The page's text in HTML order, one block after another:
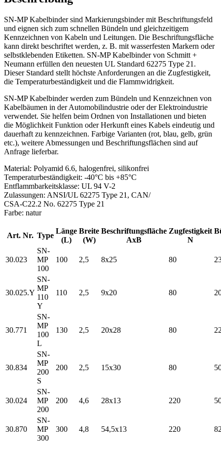
SN-MP Kabelbinder sind Markierungsbinder mit Beschriftungsfeld
und eignen sich zum schnellen Bündeln und gleichzeitigem
Kennzeichnen von Kabeln und Leitungen. Die Beschriftungsfläche
kann direkt beschriftet werden, z. B. mit wasserfesten Markern oder
selbstklebenden Etiketten. SN-MP Kabelbinder von Schmitt +
Neumann erfüllen den neuesten UL Standard 62275 Type 21.
Dieser Standard stellt höchste Anforderungen an die Zugfestigkeit,
die Temperaturbeständigkeit und die Flammwidrigkeit.
SN-MP Kabelbinder werden zum Bündeln und Kennzeichnen von
Kabelbäumen in der Automobilindustrie oder der Elektroindustrie
verwendet. Sie helfen beim Ordnen von Installationen und bieten
die Möglichkeit Funktion oder Herkunft eines Kabels eindeutig und
dauerhaft zu kennzeichnen. Farbige Varianten (rot, blau, gelb, grün
etc.), weitere Abmessungen und Beschriftungsflächen sind auf
Anfrage lieferbar.
Material: Polyamid 6.6, halogenfrei, silikonfrei
Temperaturbeständigkeit: -40°C bis +85°C
Entflammbarkeitsklasse: UL 94 V-2
Zulassungen: ANSI/UL 62275 Type 21, CAN/
CSA-C22.2 No. 62275 Type 21
Farbe: natur
Art. Nr. Type
Länge
(L)
Breite
(W)
Beschriftungsfläche
AxB
Zugfestigkeit
N
30.023
SN-
MP
100
100 2,5 8x25 80
30.025.Y
SN-
MP
110
Y
110 2,5 9x20 80
30.771
SN-
MP
100
L
130 2,5 20x28 80
30.834
SN-
MP
200
S
200 2,5 15x30 80
30.024
SN-
MP
200
200 4,6 28x13 220
30.870
SN-
MP
300
300 4,8 54,5x13 220